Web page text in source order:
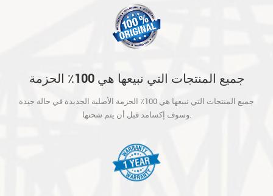
جميع المنتجات التي نبيعها هي 100٪ الحزمة
الأصلية الجديدة في حالة جيدة وسوف إكسامد
قبل أن يتم شحنها.
جميع المنتجات التي نبيعها هي 100٪ الحزمة الأصلية الجديدة في حالة جيدة
وسوف إكسامد قبل أن يتم شحنها.